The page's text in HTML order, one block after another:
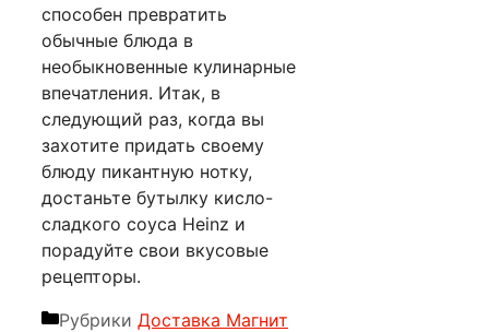
способен превратить
обычные блюда в
необыкновенные кулинарные
впечатления. Итак, в
следующий раз, когда вы
захотите придать своему
блюду пикантную нотку,
достаньте бутылку кисло-
сладкого соуса Heinz и
порадуйте свои вкусовые
рецепторы.
Рубрики Доставка Магнит